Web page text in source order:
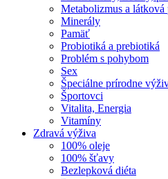
Metabolizmus a látková
Minerály
Pamäť
Probiotiká a prebiotiká
Problém s pohybom
Sex
Špeciálne prírodne
Športovci
Vitalita, Energia
Vitamíny
Zdravá výživa
100% oleje
100% šťavy
Bezlepková diéta